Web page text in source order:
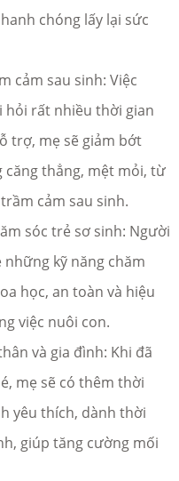
chóng lấy lại sức
cảm sau sinh: Việc
hỏi rất nhiều thời gian
trợ, mẹ sẽ giảm bớt
thẳng, mệt mỏi, từ
cảm sau sinh.
sóc trẻ sơ sinh: Người
kỹ năng chăm
học, an toàn và hiệu
việc nuôi con.
và gia đình: Khi đã
mẹ sẽ có thêm thời
yêu thích, dành thời
giúp tăng cường mối